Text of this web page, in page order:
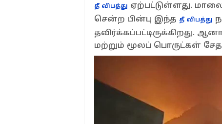
தீ விபத்து ஏற்பட்டுள்ளது.
சென்ற பின்பு இந்த தீ விபத்து
தவிர்க்கப்பட்டிருக்கிறது.
மற்றும் மூலப் பொருட்கள்